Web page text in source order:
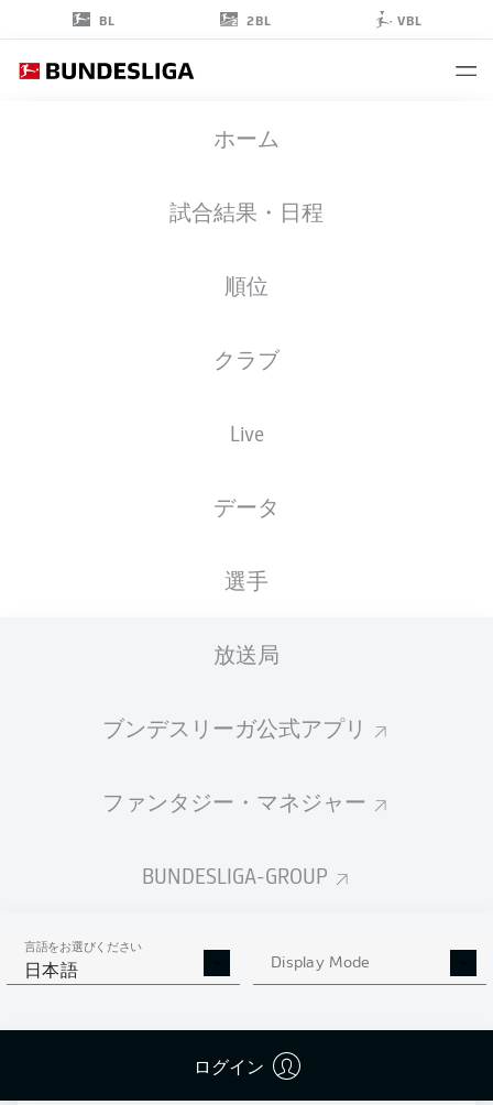
BL 2BL VBL
ホーム
試合結果・日程
順位
クラブ
Live
データ
選手
放送局
ブンデスリーガ公式アプリ
ファンタジー・マネジャー
BUNDESLIGA-GROUP
言語をお選びください
日本語 Display Mode
ログイン
BORUSSIA MÖNCHENGLADBACH
21.10.1997
2026/2027
統計 シーズン 2026/2027
OWN-GOALS
PASSES
COMPLETED